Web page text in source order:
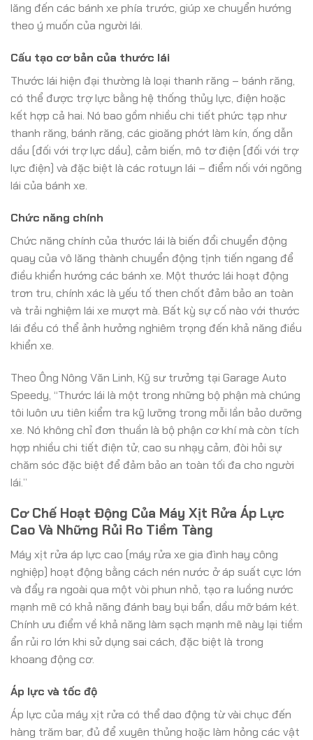
lăng đến các bánh xe phía trước, giúp xe chuyển hướng
theo ý muốn của người lái.
Cấu tạo cơ bản của thước lái
Thước lái hiện đại thường là loại thanh răng – bánh răng,
có thể được trợ lực bằng hệ thống thủy lực, điện hoặc
kết hợp cả hai. Nó bao gồm nhiều chi tiết phức tạp như
thanh răng, bánh răng, các gioăng phớt làm kín, ống dẫn
dầu (đối với trợ lực dầu), cảm biến, mô tơ điện (đối với trợ
lực điện) và đặc biệt là các rotuyn lái – điểm nối với ngõng
lái của bánh xe.
Chức năng chính
Chức năng chính của thước lái là biến đổi chuyển động
quay của vô lăng thành chuyển động tịnh tiến ngang để
điều khiển hướng các bánh xe. Một thước lái hoạt động
trơn tru, chính xác là yếu tố then chốt đảm bảo an toàn
và trải nghiệm lái xe mượt mà. Bất kỳ sự cố nào với thước
lái đều có thể ảnh hưởng nghiêm trọng đến khả năng điều
khiển xe.
Theo Ông Nông Văn Linh, Kỹ sư trưởng tại Garage Auto
Speedy, “Thước lái là một trong những bộ phận mà chúng
tôi luôn ưu tiên kiểm tra kỹ lưỡng trong mỗi lần bảo dưỡng
xe. Nó không chỉ đơn thuần là bộ phận cơ khí mà còn tích
hợp nhiều chi tiết điện tử, cao su nhạy cảm, đòi hỏi sự
chăm sóc đặc biệt để đảm bảo an toàn tối đa cho người
lái.”
Cơ Chế Hoạt Động Của Máy Xịt Rửa Áp Lực
Cao Và Những Rủi Ro Tiềm Tàng
Máy xịt rửa áp lực cao (máy rửa xe gia đình hay công
nghiệp) hoạt động bằng cách nén nước ở áp suất cực lớn
và đẩy ra ngoài qua một vòi phun nhỏ, tạo ra luồng nước
mạnh mẽ có khả năng đánh bay bụi bẩn, dầu mỡ bám két.
Chính ưu điểm về khả năng làm sạch mạnh mẽ này lại tiềm
ẩn rủi ro lớn khi sử dụng sai cách, đặc biệt là trong
khoang động cơ.
Áp lực và tốc độ
Áp lực của máy xịt rửa có thể dao động từ vài chục đến
hàng trăm bar, đủ để xuyên thủng hoặc làm hỏng các vật